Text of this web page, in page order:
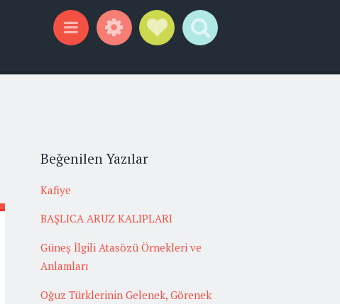
Beğenilen Yazılar
Kafiye
BAŞLICA ARUZ KALIPLARI
Güneş İlgili Atasözü Örnekleri ve
Anlamları
Oğuz Türklerinin Gelenek, Görenek